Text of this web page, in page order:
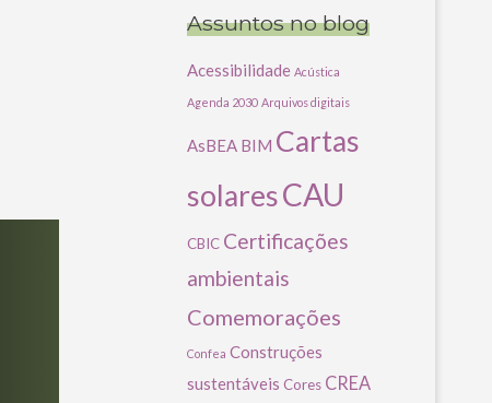
Assuntos no blog
Acessibilidade Acústica
Agenda 2030 Arquivos digitais
AsBEA BIM Cartas
solaresCAU
CBIC Certificações
ambientais
Comemorações
Confea Construções
sustentáveis Cores CREA